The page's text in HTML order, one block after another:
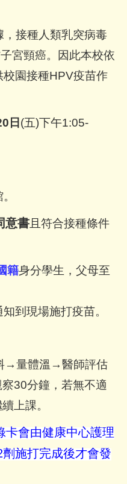
接種人類乳突病毒
宮頸癌。因此本校依
園接種HPV疫苗作
日 (五)下午1:05-
意書 且符合接種條件
籍身分學生，父母至
到現場施打疫苗。
→量體溫→醫師評估
30分鐘，若無不適
上課。
卡會由健康中心護理
施打完成後才會發